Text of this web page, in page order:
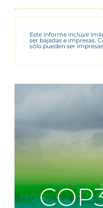
Este informe incluye
ser bajadas e impresas.
sólo pueden ser